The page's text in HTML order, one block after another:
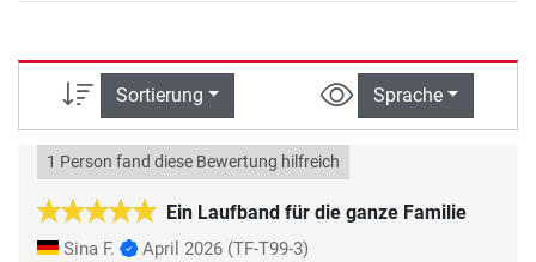
Sortierung Sprache
Ein Laufband für die ganze Familie
1 Person fand diese Bewertung hilfreich
Sina F. April 2026 (TF-T99-3)